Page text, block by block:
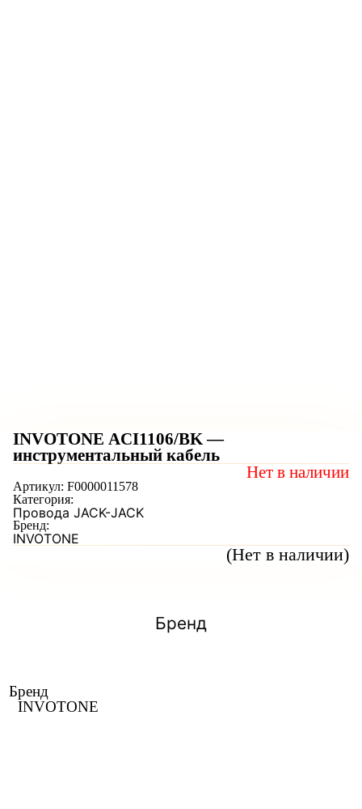
INVOTONE ACI1106/BK —
инструментальный кабель
(Нет в наличии)
Нет в наличии
Артикул: F0000011578
Категория:
Провода JACK-JACK
Бренд:
INVOTONE
Бренд
Бренд
INVOTONE